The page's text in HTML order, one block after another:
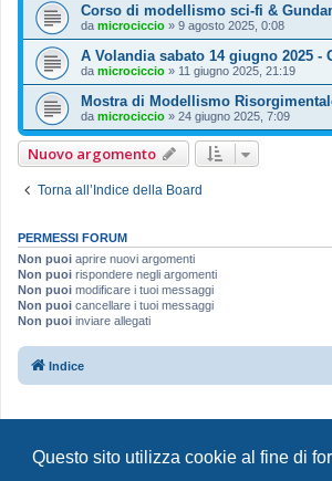
Questo sito utilizza cookie al fine di
Corso di modellismo sci-fi &
da microciccio » 9 agosto 2025, 0:08
A Volandia sabato 14 giugno 2025 -
da microciccio » 11 giugno 2025, 21:19
Mostra di Modellismo
da microciccio » 24 giugno 2025, 7:09
Nuovo argomento
Torna all’Indice della Board
PERMESSI FORUM
Non puoi aprire nuovi argomenti
Non puoi rispondere negli argomenti
Non puoi modificare i tuoi messaggi
Non puoi cancellare i tuoi messaggi
Non puoi inviare allegati
Indice